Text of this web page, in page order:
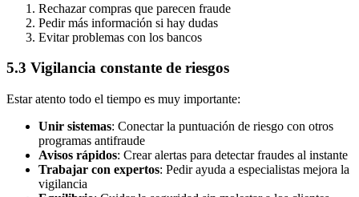
Rechazar compras que parecen fraude
Pedir más información si hay dudas
Evitar problemas con los bancos
5.3 Vigilancia constante de riesgos
Estar atento todo el tiempo es muy importante:
Unir sistemas: Conectar la puntuación de riesgo con otros
programas antifraude
Avisos rápidos: Crear alertas para detectar fraudes al instante
Trabajar con expertos: Pedir ayuda a especialistas mejora la
vigilancia